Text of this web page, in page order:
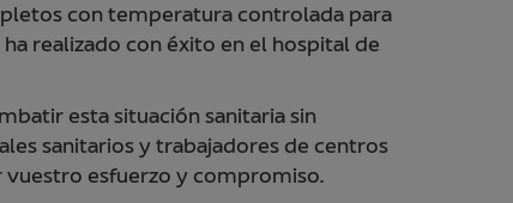
con temperatura controlada para
realizado con éxito en el hospital de
esta situación sanitaria sin
sanitarios y trabajadores de centros
vuestro esfuerzo y compromiso.